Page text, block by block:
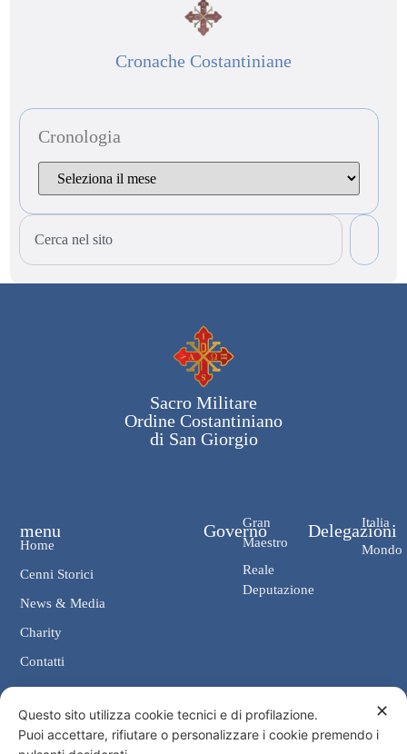
Cronache Costantiniane
Cronologia
Sacro Militare
Ordine Costantiniano
di San Giorgio
Governo
Gran
Maestro
Reale
Deputazione
Delegazioni
Italia
Mondo
menu
Home
Cenni Storici
News & Media
Charity
Contatti
Contatti
Cancelleria: Via Giosuè Carducci, 4 00187 Roma
✕
Questo sito utilizza cookie tecnici e di profilazione.
Puoi accettare, rifiutare o personalizzare i cookie premendo i